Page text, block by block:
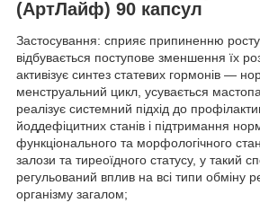
(АртЛайф) 90 капсул
Застосування: сприяє припиненню росту
відбувається поступове зменшення їх
активізує синтез статевих гормонів —
менструальний цикл, усувається
реалізує системний підхід до
йоддефіцитних станів і підтримання
функціонального та морфологічного
залози та тиреоїдного статусу, у такий
регульований вплив на всі типи обміну
організму загалом;